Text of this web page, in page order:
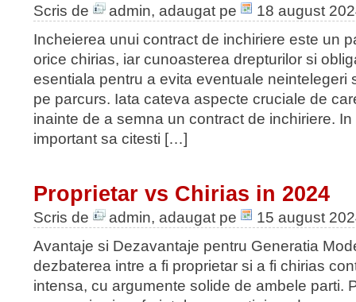
Scris de admin, adaugat pe
18 august
Incheierea unui contract de inchiriere este un
orice chirias, iar cunoasterea drepturilor si
esentiala pentru a evita eventuale neintelegeri
pe parcurs. Iata cateva aspecte cruciale de
inainte de a semna un contract de inchiriere.
important sa citesti […]
Proprietar vs Chirias in 2024
Scris de admin, adaugat pe
15 august
Avantaje si Dezavantaje pentru Generatia
dezbaterea intre a fi proprietar si a fi chirias
intensa, cu argumente solide de ambele parti.